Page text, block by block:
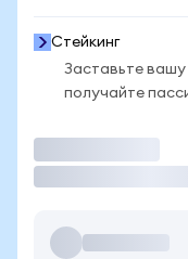
Стейкинг
Заставьте
получайте